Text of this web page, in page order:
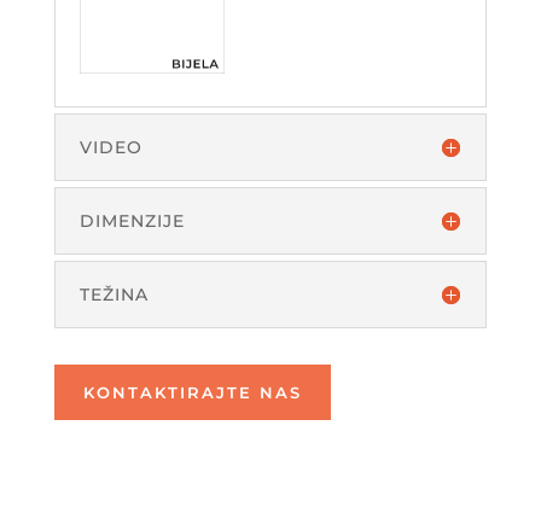
VIDEO
DIMENZIJE
TEŽINA
KONTAKTIRAJTE NAS